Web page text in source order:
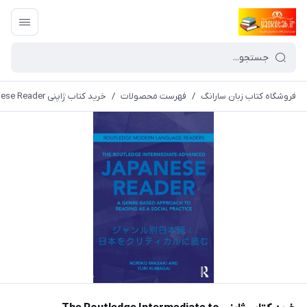
فروشگاه کتاب زبان سارانگ / فهرست محصولات / خرید کتاب ژاپنی The Routledge Intermediate to Advanced Japanese Reader